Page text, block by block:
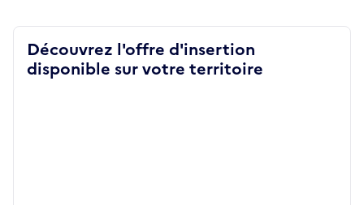
Découvrez l'offre d'insertion
disponible sur votre territoire